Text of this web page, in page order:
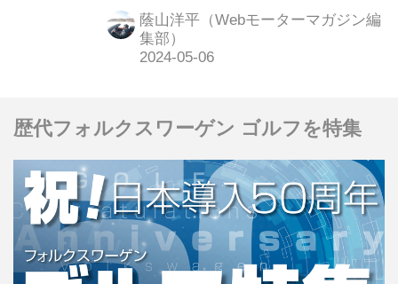
charging hub（アウディチャージング
ハブ）紀尾井町」をオープン。アウデ
ィユーザーだけでなく、他ブランド車
蔭山洋平（Webモーターマガジン編
集部）
歴代フォルクスワーゲン ゴルフを特集